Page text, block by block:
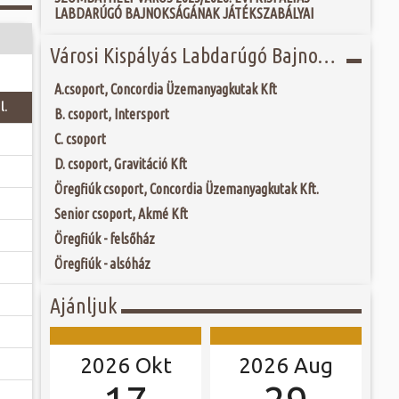
1968-ban
főorvos, aki
közönségének
szenvedéllyel
egyben
a
játékkal és
a lépést a
LABDARÚGÓ BAJNOKSÁGÁNAK JÁTÉKSZABÁLYAI
Városi Kispályás Labdarúgó Bajnokság 2021-22
A.csoport, Concordia Üzemanyagkutak Kft
B. csoport, Intersport
C. csoport
D. csoport, Gravitáció Kft
Öregfiúk csoport, Concordia Üzemanyagkutak Kft.
Senior csoport, Akmé Kft
Öregfiúk - felsőház
Öregfiúk - alsóház
Ajánljuk
2026 Okt 2026 Aug